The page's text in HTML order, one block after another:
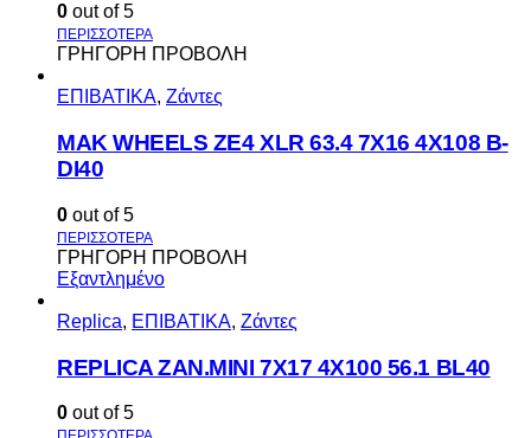
0 out of 5
ΓΡΗΓΟΡΗ ΠΡΟΒΟΛΗ
ΕΠΙΒΑΤΙΚΑ, Ζάντες
MAK WHEELS ΖΕ4 XLR 63.4 7Χ16 4Χ108 Β-
DI40
0 out of 5
ΓΡΗΓΟΡΗ ΠΡΟΒΟΛΗ
Εξαντλημένο
Replica, ΕΠΙΒΑΤΙΚΑ, Ζάντες
REPLICA ZAN.MINI 7X17 4X100 56.1 BL40
0 out of 5